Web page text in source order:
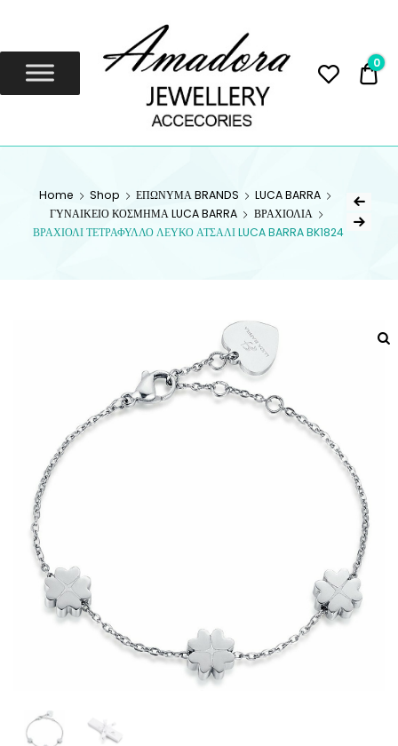
JEWELLERY
0
Home Shop ΕΠΩΝΥΜΑ BRANDS
LUCA BARRA
ΓΥΝΑΙΚΕΙΟ ΚΟΣΜΗΜΑ LUCA BARRA
ΒΡΑΧΙΟΛΙΑ
ΒΡΑΧΙΟΛΙ ΤΕΤΡΑΦΥΛΛΟ ΛΕΥΚΟ ΑΤΣΑΛΙ LUCA BARRA BK1824